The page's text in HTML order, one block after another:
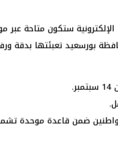
ستكون متاحة عبر
بورسعيد تعبئتها بدقة
ضمن قاعدة موحدة